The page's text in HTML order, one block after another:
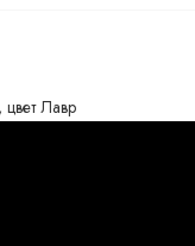
Лавр